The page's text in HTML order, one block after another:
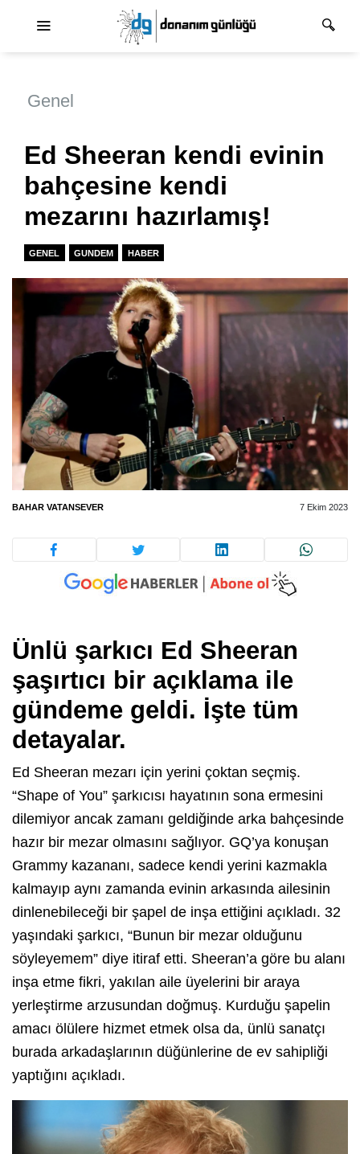
Genel
Ed Sheeran kendi evinin
bahçesine kendi
mezarını hazırlamış!
GENEL GUNDEM HABER
BAHAR VATANSEVER 7 Ekim 2023
Ünlü şarkıcı Ed Sheeran
şaşırtıcı bir açıklama ile
gündeme geldi. İşte tüm
detayalar.
Ed Sheeran mezarı için yerini çoktan seçmiş.
“Shape of You” şarkıcısı hayatının sona ermesini
dilemiyor ancak zamanı geldiğinde arka bahçesinde
hazır bir mezar olmasını sağlıyor. GQ’ya konuşan
Grammy kazananı, sadece kendi yerini kazmakla
kalmayıp aynı zamanda evinin arkasında ailesinin
dinlenebileceği bir şapel de inşa ettiğini açıkladı. 32
yaşındaki şarkıcı, “Bunun bir mezar olduğunu
söyleyemem” diye itiraf etti. Sheeran’a göre bu alanı
inşa etme fikri, yakılan aile üyelerini bir araya
yerleştirme arzusundan doğmuş. Kurduğu şapelin
amacı ölülere hizmet etmek olsa da, ünlü sanatçı
burada arkadaşlarının düğünlerine de ev sahipliği
yaptığını açıkladı.